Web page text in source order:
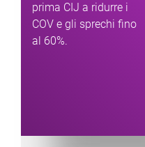
prima CIJ a ridurre i
COV e gli sprechi fino
al 60%.